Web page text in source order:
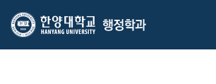
한
양
양